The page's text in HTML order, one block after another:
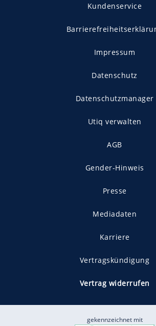
Kundenservice
Impressum
Datenschutz
Datenschutzmanager
Utiq verwalten
AGB
Gender-Hinweis
Presse
Mediadaten
Karriere
Vertragskündigung
Vertrag widerrufen
gekennzeichnet mit